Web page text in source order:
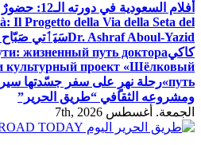
أفلام السعودية في دورته الـ12: حضورٌ عالمي ونجاحٌ يحتذى به
Il Progetto della Via della Seta del
Dr. Ashraf Aboul-Yazidسَيَٲتي صَبّاح
كاكيжизненный путь доктора
культурный проект «Шёлковый
путь» رحلة نهرٍ على سفر جسّدتها
ومشروعه الثقافي “طريق الحرير”
الجمعة. أغسطس 7th, 2026